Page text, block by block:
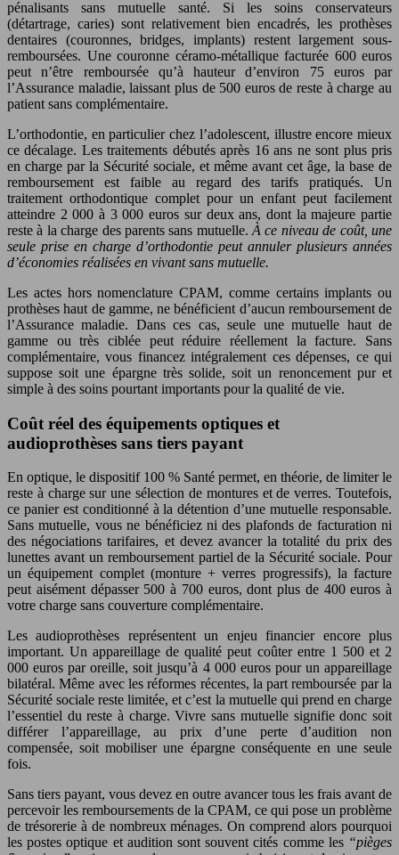
pénalisants sans mutuelle santé. Si les soins conservateurs
(détartrage, caries) sont relativement bien encadrés, les prothèses
dentaires (couronnes, bridges, implants) restent largement sous-
remboursées. Une couronne céramo-métallique facturée 600 euros
peut n’être remboursée qu’à hauteur d’environ 75 euros par
l’Assurance maladie, laissant plus de 500 euros de reste à charge au
patient sans complémentaire.
L’orthodontie, en particulier chez l’adolescent, illustre encore mieux
ce décalage. Les traitements débutés après 16 ans ne sont plus pris
en charge par la Sécurité sociale, et même avant cet âge, la base de
remboursement est faible au regard des tarifs pratiqués. Un
traitement orthodontique complet pour un enfant peut facilement
atteindre 2 000 à 3 000 euros sur deux ans, dont la majeure partie
reste à la charge des parents sans mutuelle.À ce niveau de coût, une
seule prise en charge d’orthodontie peut annuler plusieurs années
d’économies réalisées en vivant sans mutuelle.
Les actes hors nomenclature CPAM, comme certains implants ou
prothèses haut de gamme, ne bénéficient d’aucun remboursement de
l’Assurance maladie. Dans ces cas, seule une mutuelle haut de
gamme ou très ciblée peut réduire réellement la facture. Sans
complémentaire, vous financez intégralement ces dépenses, ce qui
suppose soit une épargne très solide, soit un renoncement pur et
simple à des soins pourtant importants pour la qualité de vie.
Coût réel des équipements optiques et
audioprothèses sans tiers payant
En optique, le dispositif 100 % Santé permet, en théorie, de limiter le
reste à charge sur une sélection de montures et de verres. Toutefois,
ce panier est conditionné à la détention d’une mutuelle responsable.
Sans mutuelle, vous ne bénéficiez ni des plafonds de facturation ni
des négociations tarifaires, et devez avancer la totalité du prix des
lunettes avant un remboursement partiel de la Sécurité sociale. Pour
un équipement complet (monture + verres progressifs), la facture
peut aisément dépasser 500 à 700 euros, dont plus de 400 euros à
votre charge sans couverture complémentaire.
Les audioprothèses représentent un enjeu financier encore plus
important. Un appareillage de qualité peut coûter entre 1 500 et 2
000 euros par oreille, soit jusqu’à 4 000 euros pour un appareillage
bilatéral. Même avec les réformes récentes, la part remboursée par la
Sécurité sociale reste limitée, et c’est la mutuelle qui prend en charge
l’essentiel du reste à charge. Vivre sans mutuelle signifie donc soit
différer l’appareillage, au prix d’une perte d’audition non
compensée, soit mobiliser une épargne conséquente en une seule
fois.
Sans tiers payant, vous devez en outre avancer tous les frais avant de
percevoir les remboursements de la CPAM, ce qui pose un problème
de trésorerie à de nombreux ménages. On comprend alors pourquoi
les postes optique et audition sont souvent cités comme les “pièges